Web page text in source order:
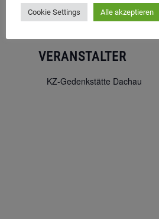
veranstaltungen.html
VERANSTALTER
KZ-Gedenkstätte Dachau
Cookie Settings Alle akzeptieren